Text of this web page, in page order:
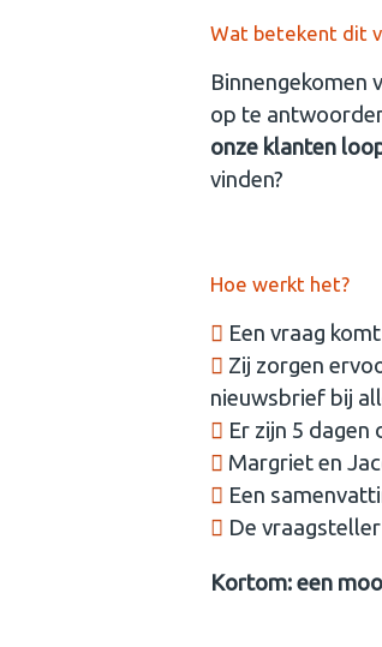
Wat betekent dit
Binnengekomen
op te
onze klanten
vinden?
Hoe werkt het?
Een vraag
Zij zorgen
nieuwsbrief bij
Er zijn 5
Margriet en
Een
De
Kortom: een